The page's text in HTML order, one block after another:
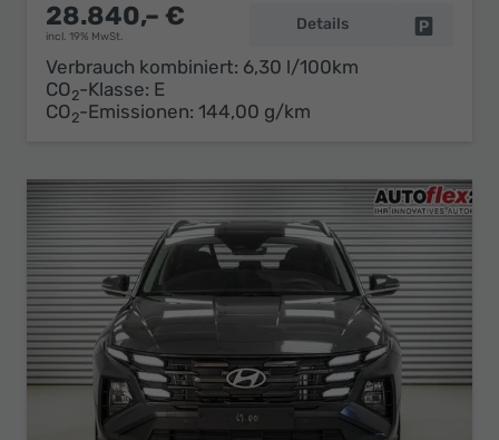
28.840,– €
incl. 19% MwSt.
Details
Verbrauch kombiniert: 6,30 l/100km
CO2-Klasse: E
CO2-Emissionen: 144,00 g/km